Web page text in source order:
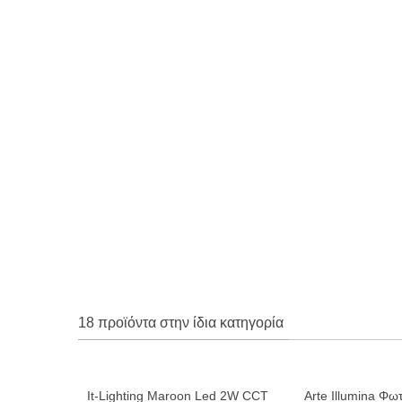
18 προϊόντα στην ίδια κατηγορία
It-Lighting Maroon Led 2W CCT Arte Illumina